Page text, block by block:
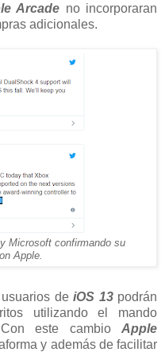
Arcade no incorporaran
adicionales.
Microsoft confirmando su
Apple.
deiOS 13podrán
utilizando el mando
este cambio Apple
y además de facilitar